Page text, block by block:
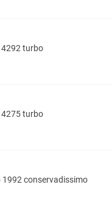
4292 turbo
4275 turbo
1992 conservadissimo